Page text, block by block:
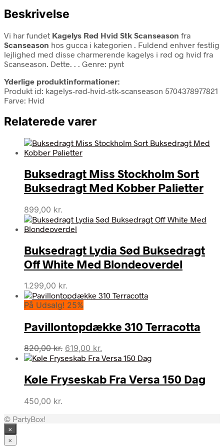
Beskrivelse
Vi har fundet Kagelys Rød Hvid Stk Scanseason fra
Scanseason hos gucca i kategorien . Fuldend enhver festlig
lejlighed med disse charmerende kagelys i rød og hvid fra
Scanseason. Dette. . . Genre: pynt
Yderlige produktinformationer:
Produkt id: kagelys-rød-hvid-stk-scanseason 5704378977821
Farve: Hvid
Relaterede varer
Buksedragt Miss Stockholm Sort
Buksedragt Med Kobber Palietter
899,00 kr.
Buksedragt Lydia Sød Buksedragt
Off White Med Blondeoverdel
1.299,00 kr.
På Udsalg! 25%
Pavillontopdække 310 Terracotta
820,00kr. Den
oprindelige
var:
820,00 kr..
619,00 kr.
aktuelle
er:
619,00 kr..
Køle Fryseskab Fra Versa 150 Dag
450,00 kr.
© PartyBox!
×
×